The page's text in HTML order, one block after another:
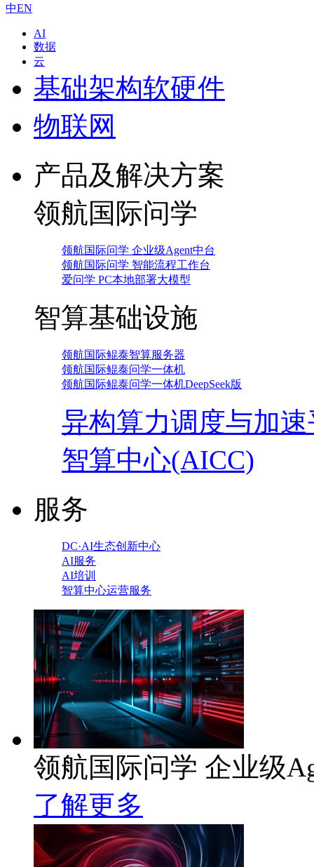
中EN
AI
数据
云
基础架构软硬件
物联网
产品及解决方案
领航国际问学
领航国际问学 企业级Agent中台
领航国际问学 智能流程工作台
爱问学 PC本地部署大模型
智算基础设施
领航国际鲲泰智算服务器
领航国际鲲泰问学一体机
领航国际鲲泰问学一体机DeepSeek版
异构算力调度与加
智算中心(AICC)
服务
DC·AI生态创新中心
AI服务
AI培训
智算中心运营服务
领航国际问学 企业级
了解更多